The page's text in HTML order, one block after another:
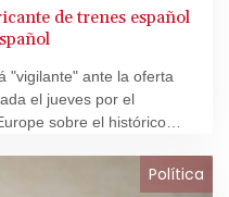
de trenes español
"vigilante" ante la oferta
el jueves por el
sobre el histórico
Política